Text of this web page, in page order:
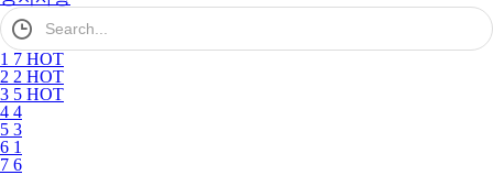
검
색
어
필
수
1 7 HOT
2 2 HOT
3 5 HOT
4 4
5 3
6 1
7 6